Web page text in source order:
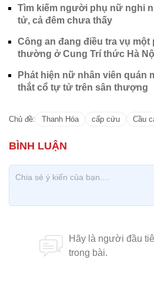
Tìm kiếm người phụ nữ nghi
tử, cả đêm chưa thấy
Công an đang điều tra vụ
thường ở Cung Trí thức Hà
Phát hiện nữ nhân viên quán
thắt cổ tự tử trên sân thượng
Chủ đề: Thanh Hóa cấp cứu Cầu